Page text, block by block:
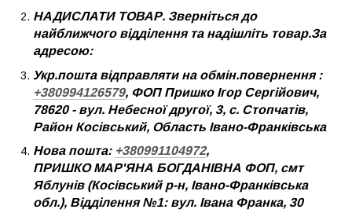
НАДИСЛАТИ ТОВАР. Зверніться до
найближчого відділення та надішліть товар.За
адресою:
Укр.пошта відправляти на обмін.повернення :
+380994126579, ФОП Пришко Ігор Сергійович,
78620 - вул. Небесної другої, 3, с. Стопчатів,
Район Косівський, Область Івано-Франківська
Нова пошта: +380991104972,
ПРИШКО МАР'ЯНА БОГДАНІВНА ФОП, смт
Яблунів (Косівський р-н, Івано-Франківська
обл.), Відділення №1: вул. Івана Франка, 30